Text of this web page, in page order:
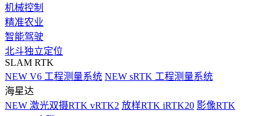
机械控制
精准农业
智能驾驶
北斗独立定位
SLAM RTK
NEW V6 工程测量系统 NEW sRTK 工程测量系统
海星达
NEW 激光双摄RTK vRTK2 放样RTK iRTK20 影像RTK